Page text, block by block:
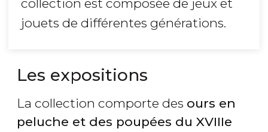
collection est composée de jeux et
jouets de différentes générations.
Les expositions
La collection comporte des ours en
peluche et des poupées du XVIIIe